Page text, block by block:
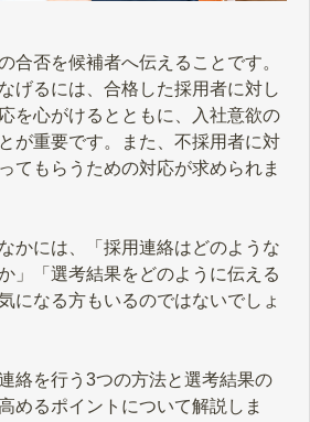
合否を候補者へ伝えることです。
げるには、合格した採用者に対し
を心がけるとともに、入社意欲の
が重要です。また、不採用者に対
てもらうための対応が求められま
かには、「採用連絡はどのような
」「選考結果をどのように伝える
になる方もいるのではないでしょ
絡を行う3つの方法と選考結果の
めるポイントについて解説しま